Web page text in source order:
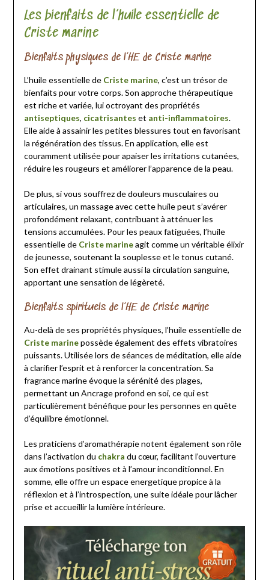
Les bienfaits de l’huile essentielle de
Criste marine
Bienfaits physiques de l’HE de Criste marine
L’huile essentielle de Criste marine, c’est un trésor de
bienfaits pour votre corps. Son approche thérapeutique
est riche et variée, lui octroyant des propriétés
antiseptiques, cicatrisantes et anti-inflammatoires.
Elle aide à assainir les petites blessures tout en favorisant
la régénération des tissus. En application, elle est
couramment utilisée pour apaiser les irritations cutanées,
réduire les rougeurs et améliorer l’apparence de la peau.
De plus, si vous souffrez de douleurs musculaires ou
articulaires, un massage avec cette huile peut s’avérer
profondément relaxant, contribuant à atténuer les
tensions accumulées. Pour les peaux fatiguées, l’huile
essentielle de Criste marineagit comme un véritable élixir
de jeunesse, soutenant la souplesse et le tonus cutané.
Son effet drainant stimule aussi la circulation sanguine,
apportant une sensation de légèreté.
Bienfaits spirituels de l’HE de Criste marine
Au-delà de ses propriétés physiques, l’huile essentielle de
Criste marinepossède également des effets vibratoires
puissants. Utilisée lors de séances de méditation, elle aide
à clarifier l’esprit et à renforcer la concentration. Sa
fragrance marine évoque la sérénité des plages,
permettant un Ancrage profond en soi, ce qui est
particulièrement bénéfique pour les personnes en quête
d’équilibre émotionnel.
Les praticiens d’aromathérapie notent également son rôle
dans l’activation du chakra du cœur, facilitant l’ouverture
aux émotions positives et à l’amour inconditionnel. En
somme, elle offre un espace energetique propice à la
réflexion et à l’introspection, une suite idéale pour lâcher
prise et accueillir la lumière intérieure.